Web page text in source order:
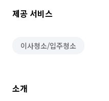
제공 서비스
이사청소/입주청소
소개